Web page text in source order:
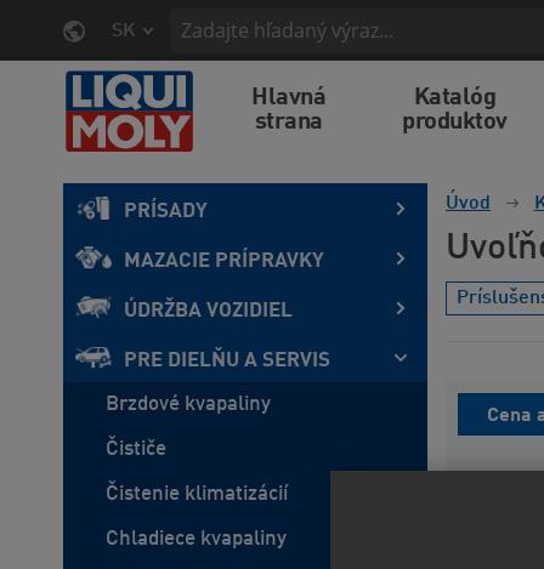
SK
Hlavná
strana
Katalóg
produktov
PRÍSADY
MAZACIE PRÍPRAVKY
ÚDRŽBA VOZIDIEL
PRE DIELŇU A SERVIS
Brzdové kvapaliny
Čističe
Čistenie klimatizácií
Chladiece kvapaliny
Úvod
Cena